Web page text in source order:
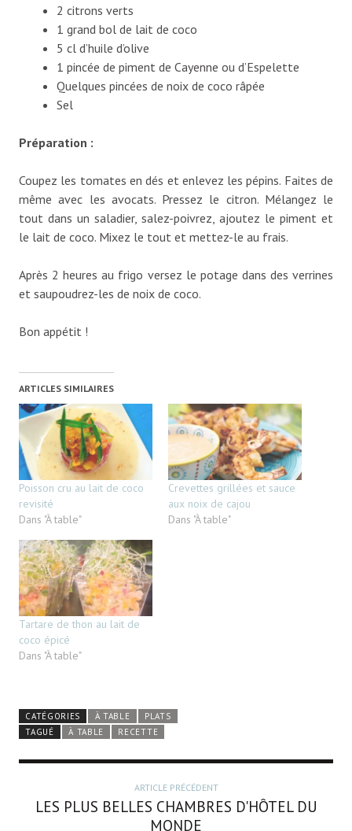
2 citrons verts
1 grand bol de lait de coco
5 cl d’huile d’olive
1 pincée de piment de Cayenne ou d’Espelette
Quelques pincées de noix de coco râpée
Sel
Préparation :
Coupez les tomates en dés et enlevez les pépins. Faites de
même avec les avocats. Pressez le citron. Mélangez le
tout dans un saladier, salez-poivrez, ajoutez le piment et
le lait de coco. Mixez le tout et mettez-le au frais.
Après 2 heures au frigo versez le potage dans des verrines
et saupoudrez-les de noix de coco.
Bon appétit !
ARTICLES SIMILAIRES
Poisson cru au lait de coco
revisité
Dans "À table"
Crevettes grillées et sauce
aux noix de cajou
Dans "À table"
Tartare de thon au lait de
coco épicé
Dans "À table"
CATÉGORIES À TABLE
PLATS
TAGUÉ
À TABLE RECETTE
ARTICLE PRÉCÉDENT
LES PLUS BELLES CHAMBRES D'HÔTEL DU
MONDE